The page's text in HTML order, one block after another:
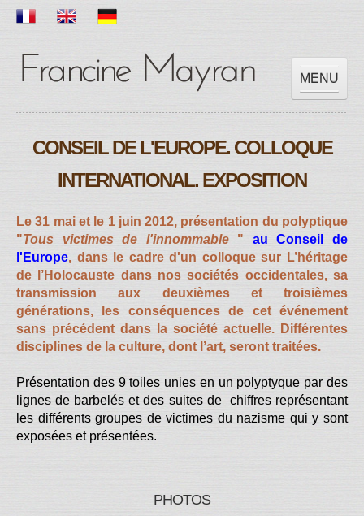
MENU
OEUVRES
EXPOSITIONS
PRESSES
VIDEOS
CONTACT
CONSEIL DE L'EUROPE. COLLOQUE
INTERNATIONAL. EXPOSITION
Le 31 mai et le 1 juin 2012, présentation du polyptique
"Tous victimes de l'innommable" au Conseil de
l'Europe, dans le cadre d'un colloque sur L’héritage
de l’Holocauste dans nos sociétés occidentales, sa
transmission aux deuxièmes et troisièmes
générations, les conséquences de cet événement
sans précédent dans la société actuelle. Différentes
disciplines de la culture, dont l’art, seront traitées.
Présentation des 9 toiles unies en un polyptyque par des
lignes de barbelés et des suites de chiffres représentant
les différents groupes de victimes du nazisme qui y sont
exposées et présentées.
PHOTOS